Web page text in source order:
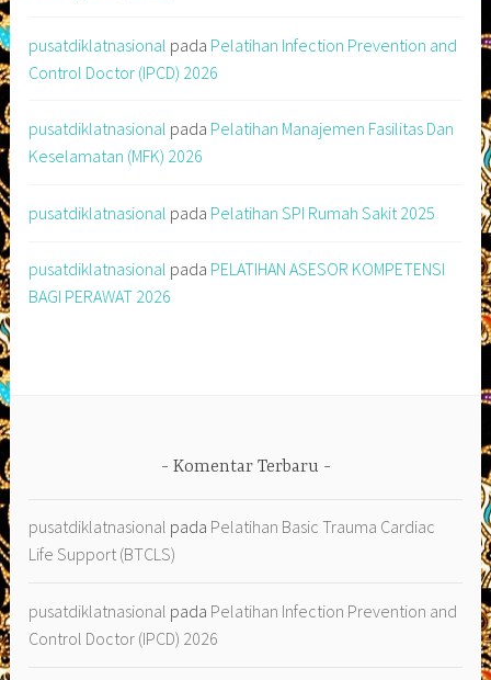
pusatdiklatnasional pada Pelatihan Infection Prevention and
Control Doctor (IPCD) 2026
pusatdiklatnasional pada Pelatihan Manajemen Fasilitas Dan
Keselamatan (MFK) 2026
pusatdiklatnasional pada Pelatihan SPI Rumah Sakit 2025
pusatdiklatnasional pada PELATIHAN ASESOR KOMPETENSI
BAGI PERAWAT 2026
Komentar Terbaru
pusatdiklatnasional pada Pelatihan Basic Trauma Cardiac
Life Support (BTCLS)
pusatdiklatnasional pada Pelatihan Infection Prevention and
Control Doctor (IPCD) 2026